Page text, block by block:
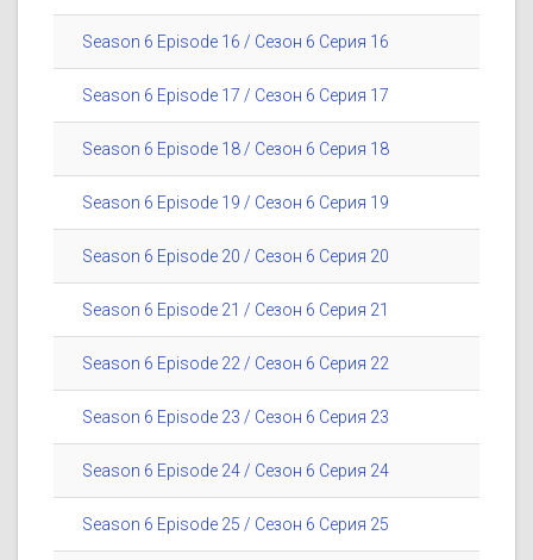
Season 6 Episode 16 / Сезон 6 Серия 16
Season 6 Episode 17 / Сезон 6 Серия 17
Season 6 Episode 18 / Сезон 6 Серия 18
Season 6 Episode 19 / Сезон 6 Серия 19
Season 6 Episode 20 / Сезон 6 Серия 20
Season 6 Episode 21 / Сезон 6 Серия 21
Season 6 Episode 22 / Сезон 6 Серия 22
Season 6 Episode 23 / Сезон 6 Серия 23
Season 6 Episode 24 / Сезон 6 Серия 24
Season 6 Episode 25 / Сезон 6 Серия 25